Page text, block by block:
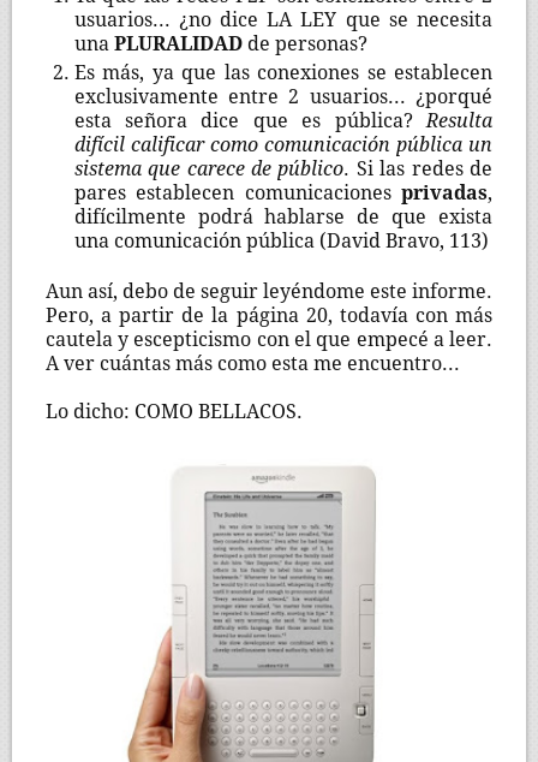
usuarios... ¿no dice LA LEY que se necesita
una PLURALIDAD de personas?
Es más, ya que las conexiones se establecen
exclusivamente entre 2 usuarios... ¿porqué
esta señora dice que es pública?Resulta
difícil calificar como comunicación pública un
sistema que carece de público. Si las redes de
pares establecen comunicacionesprivadas,
difícilmente podrá hablarse de que exista
una comunicación pública (David Bravo, 113)
Aun así, debo de seguir leyéndome este informe.
Pero, a partir de la página 20, todavía con más
cautela y escepticismo con el que empecé a leer.
A ver cuántas más como esta me encuentro...
Lo dicho: COMO BELLACOS.